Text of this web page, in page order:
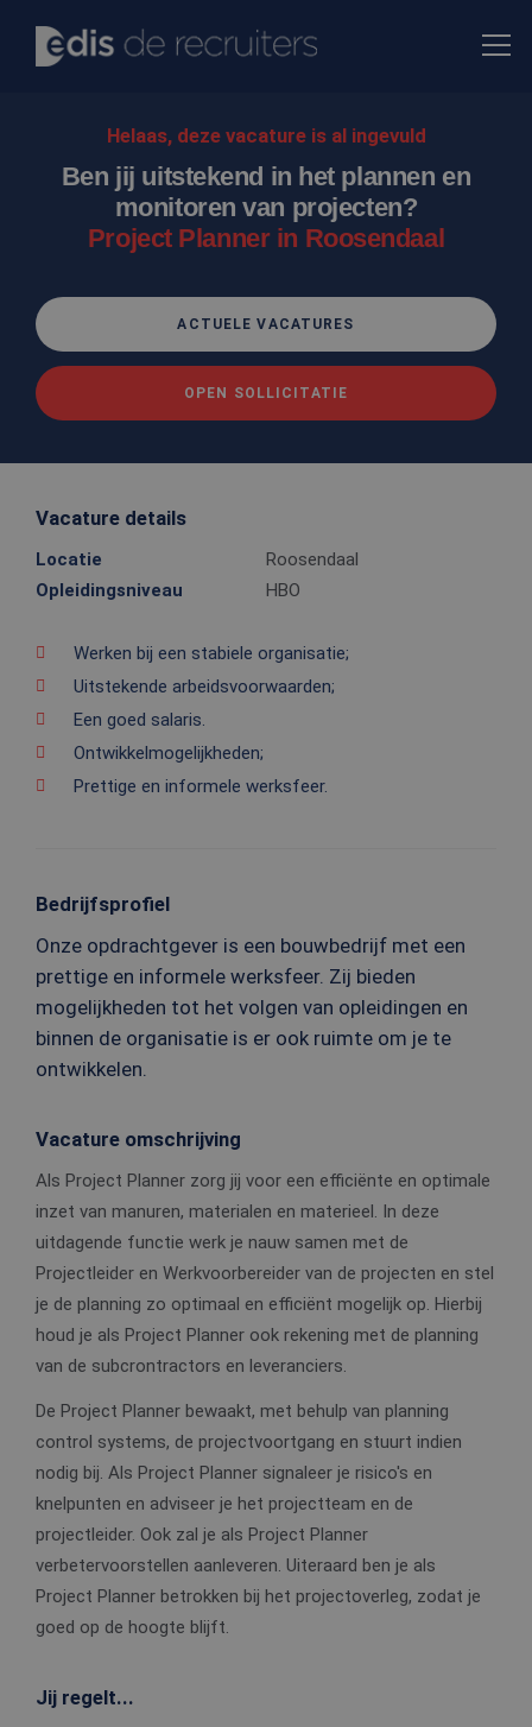
Helaas, deze vacature is al ingevuld
Ben jij uitstekend in het plannen en
monitoren van projecten?
Project Planner in Roosendaal
ACTUELE VACATURES
OPEN SOLLICITATIE
Vacature details
Locatie
Roosendaal
Opleidingsniveau
HBO
Werken bij een stabiele organisatie;
Uitstekende arbeidsvoorwaarden;
Een goed salaris.
Ontwikkelmogelijkheden;
Prettige en informele werksfeer.
Bedrijfsprofiel
Onze opdrachtgever is een bouwbedrijf met een
prettige en informele werksfeer. Zij bieden
mogelijkheden tot het volgen van opleidingen en
binnen de organisatie is er ook ruimte om je te
ontwikkelen.
Vacature omschrijving
Als Project Planner zorg jij voor een efficiënte en optimale
inzet van manuren, materialen en materieel. In deze
uitdagende functie werk je nauw samen met de
Projectleider en Werkvoorbereider van de projecten en stel
je de planning zo optimaal en efficiënt mogelijk op. Hierbij
houd je als Project Planner ook rekening met de planning
van de subcrontractors en leveranciers.
De Project Planner bewaakt, met behulp van planning
control systems, de projectvoortgang en stuurt indien
nodig bij. Als Project Planner signaleer je risico's en
knelpunten en adviseer je het projectteam en de
projectleider. Ook zal je als Project Planner
verbetervoorstellen aanleveren. Uiteraard ben je als
Project Planner betrokken bij het projectoverleg, zodat je
goed op de hoogte blijft.
Jij regelt...